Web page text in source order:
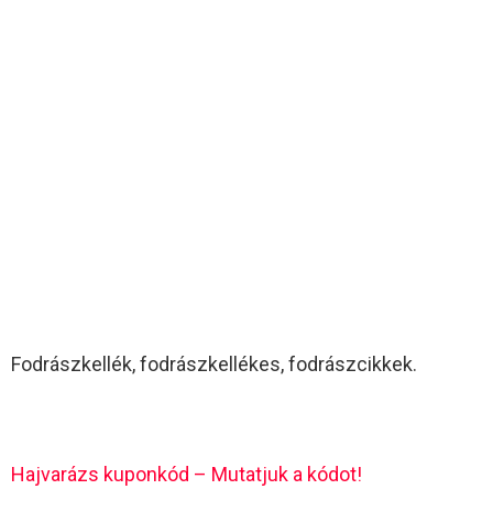
Fodrászkellék, fodrászkellékes, fodrászcikkek.
Hajvarázs kuponkód – Mutatjuk a kódot!